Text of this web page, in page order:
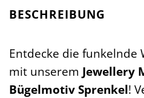
BESCHREIBUNG
Entdecke die funkelnde
mit unserem Jewellery
Bügelmotiv Sprenkel!